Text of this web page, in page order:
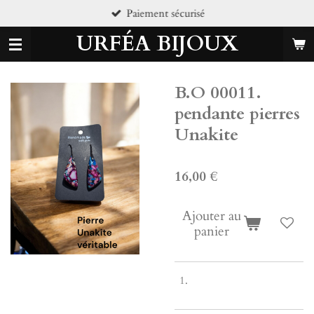
au
contenu
principal
URFÉA BIJOUX
Paiement sécurisé
B.O 00011.
pendante pierres
Unakite
16,00 €
Ajouter au
panier